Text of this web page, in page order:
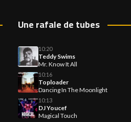
Une rafale de tubes
10:20
Teddy Swims
Mr. Know It All
10:16
Toploader
Dancing In The Moonlight
10:13
DJ Youcef
Magical Touch